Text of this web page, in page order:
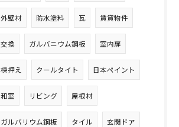
外壁材 防水塗料 瓦 賃貸物件
交換 ガルバニウム鋼板 室内扉
棟押え クールタイト 日本ペイント
和室 リビング 屋根材
ガルバリウム鋼板 タイル 玄関ドア